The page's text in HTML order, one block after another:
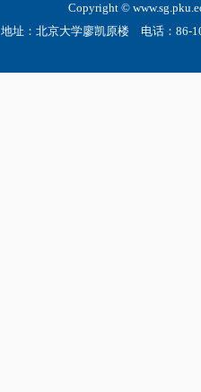
Copyright ©
地址：北京大学廖凯原楼 电话：86-